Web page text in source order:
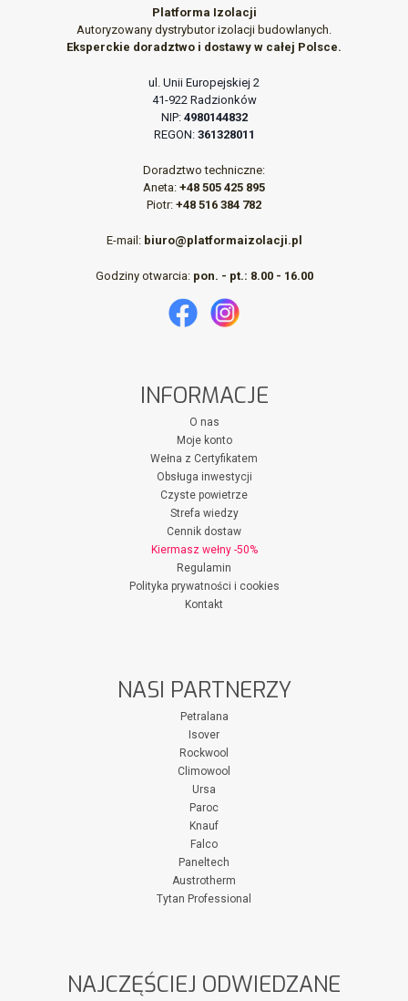
Platforma Izolacji
Autoryzowany dystrybutor izolacji budowlanych.
Eksperckie doradztwo i dostawy w całej Polsce.
ul. Unii Europejskiej 2
41-922 Radzionków
NIP: 4980144832
REGON: 361328011
Doradztwo techniczne:
Aneta: +48 505 425 895
Piotr: +48 516 384 782
E-mail: biuro@platformaizolacji.pl
Godziny otwarcia: pon. - pt.: 8.00 - 16.00
INFORMACJE
O nas
Moje konto
Wełna z Certyfikatem
Obsługa inwestycji
Czyste powietrze
Strefa wiedzy
Cennik dostaw
Kiermasz wełny -50%
Regulamin
Polityka prywatności i cookies
Kontakt
NASI PARTNERZY
Petralana
Isover
Rockwool
Climowool
Ursa
Paroc
Knauf
Falco
Paneltech
Austrotherm
Tytan Professional
NAJCZĘŚCIEJ ODWIEDZANE